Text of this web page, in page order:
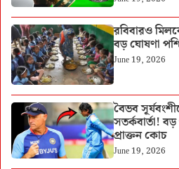
রবিবারও
বড় ঘোষণা
June 19, 2026
বৈভব
সতর্কবার্তা!
প্রাক্তন কোচ
June 19, 2026